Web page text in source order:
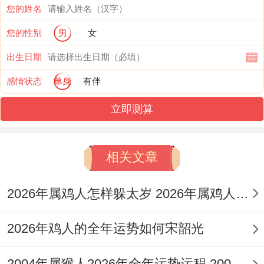
务范围扩张等动态事件，很可能因此获得发
展机遇，「禄勋」星的同临，则代表着通过
职务行为或专业成就能获得官方认可与实质
嘉奖，是事业进步的吉兆。
「孤辰」星的负面作用亦不容小觑。它可能
关系中易感孤独，或与伴侣、家人产生沟通
财、合作破裂或条件 被他人侵占的风险，此
星曜组合，正构成了2026年属猴人「在变动
您的姓名
您的性别 男 女
出生日期
感情状态 单身 有伴
立即测算
相关文章
2026年属鸡人怎样躲太岁 2026年属鸡人犯太岁吗
2026年鸡人的全年运势如何宋韶光